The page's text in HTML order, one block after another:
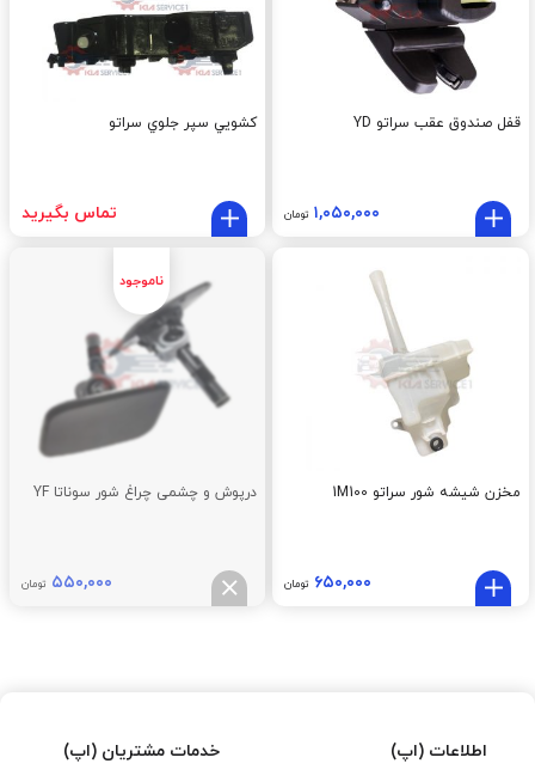
قفل صندوق عقب سراتو YD
۱,۰۵۰,۰۰۰ تومان
کشويي سپر جلوي سراتو
تماس بگیرید
مخزن شیشه شور سراتو 1M100
۶۵۰,۰۰۰ تومان
درپوش و چشمی چراغ شور سوناتا YF
۵۵۰,۰۰۰ تومان
اطلاعات (اپ) خدمات مشتریان (اپ)